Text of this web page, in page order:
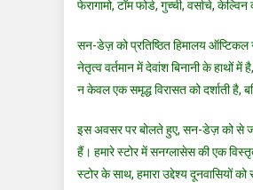
फेरागामो, टॉम फोर्ड, गुच्ची, वर्साचे,
सन-डेज़ को प्रतिष्ठित हिमालय
नेतृत्व वर्तमान में देवांश बिनानी के
न केवल एक समृद्ध विरासत को दर्शाती
इस अवसर पर बोलते हुए, सन-डेज़ को से
हैं। हमारे स्टोर में सनग्लासेस की एक
स्टोर के साथ, हमारा उद्देश्य